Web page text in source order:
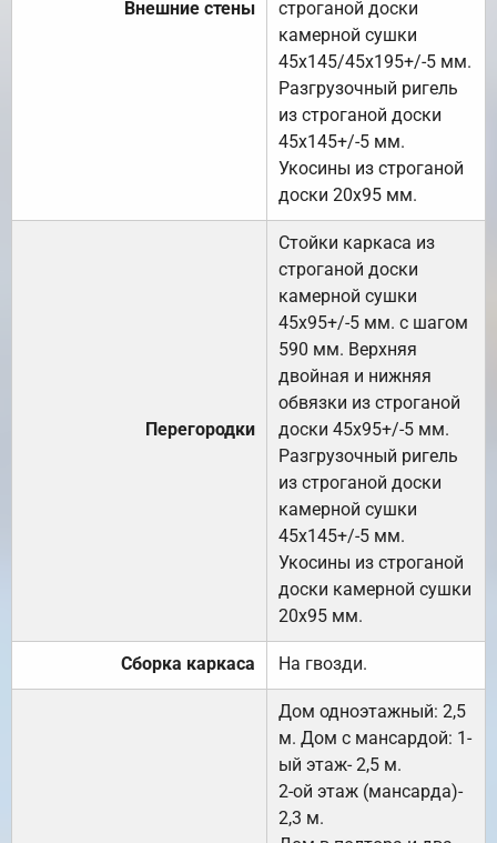
Внешние стены
строганой доски
камерной сушки
45х145/45х195+/-5 мм.
Разгрузочный ригель
из строганой доски
45х145+/-5 мм.
Укосины из строганой
доски 20х95 мм.
Перегородки
Стойки каркаса из
строганой доски
камерной сушки
45х95+/-5 мм. с шагом
590 мм. Верхняя
двойная и нижняя
обвязки из строганой
доски 45х95+/-5 мм.
Разгрузочный ригель
из строганой доски
камерной сушки
45х145+/-5 мм.
Укосины из строганой
доски камерной сушки
20х95 мм.
Сборка каркаса На гвозди.
Дом одноэтажный: 2,5
м. Дом с мансардой: 1-
ый этаж- 2,5 м.
2-ой этаж (мансарда)-
2,3 м.